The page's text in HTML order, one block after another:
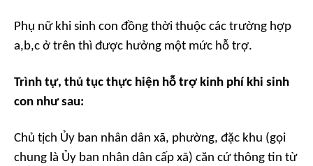
Phụ nữ khi sinh con đồng thời thuộc các trường hợp
a,b,c ở trên thì được hưởng một mức hỗ trợ.
Trình tự, thủ tục thực hiện hỗ trợ kinh phí khi sinh
con như sau:
Chủ tịch Ủy ban nhân dân xã, phường, đặc khu (gọi
chung là Ủy ban nhân dân cấp xã) căn cứ thông tin từ